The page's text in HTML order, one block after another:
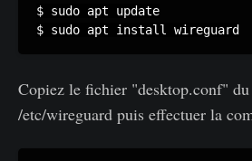
$ sudo apt update
$ sudo apt install wireguard
Copiez le fichier "desktop.conf" du
/etc/wireguard puis effectuer la